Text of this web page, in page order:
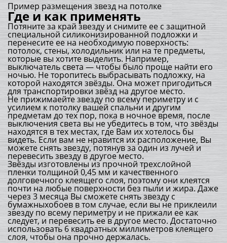
Пример размещения звезд на потолке
Где и как применять
Потяните за край звезду и снимите ее с защитной
специальной силиконизированной подложки и
перенесите ее на необходимую поверхность:
потолок, стены, холодильник или на те предметы,
которые вы хотите выделить. Например,
выключатель света — чтобы было проще найти его
ночью. Не торопитесь выбрасывать подложку, на
которой находятся звёзды. Она может пригодиться
для транспортировки звёзд на другое место.
Не прижимаейте звезду по всему периметру и с
усилием к потолку вашей спальни и другим
предметам до тех пор, пока в ночное время, после
выключения света вы не убедитесь в том, что звёзды
находятся в тех местах, где Вам их хотелось бы
видеть. Если вам не нравится их расположение, Вы
можете снять звезду, потянув за один из лучей и
перевесить звезду в другое место.
Звёзды изготовлены из прочной трехслойной
пленки толщиной 0,45 мм и качественного
долговечного клеящего слоя, поэтому они клеятся
почти на любые поверхности без пыли и жира. Даже
через 3 месяца Вы сможете снять звезду с
бумажныхобоев в том случае, если вы не приклеили
звезду по всему периметру и не прижали ее как
следует, и перевесить ее в другое место. Достаточно
использовать 6 квадратных миллиметров клеящего
слоя, чтобы она прочно держалась.